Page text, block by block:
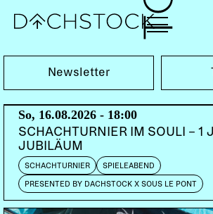
Fr, 17.01.2025
Newsletter
So, 16.08.2026 - 18:00
SCHACHTURNIER IM SOULI – 1
JUBILÄUM
SCHACHTURNIER SPIELEABEND
PRESENTED BY DACHSTOCK X SOUS LE PONT